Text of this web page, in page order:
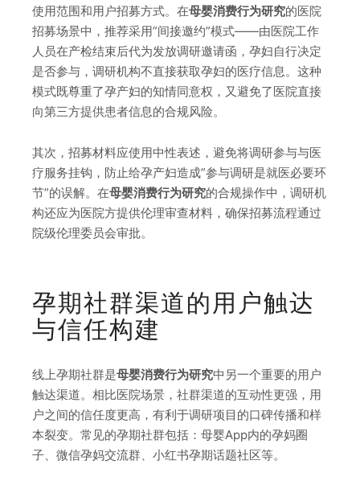
使用范围和用户招募方式。在母婴消费行为研究的医院
招募场景中，推荐采用”间接邀约”模式——由医院工作
人员在产检结束后代为发放调研邀请函，孕妇自行决定
是否参与，调研机构不直接获取孕妇的医疗信息。这种
模式既尊重了孕产妇的知情同意权，又避免了医院直接
向第三方提供患者信息的合规风险。
其次，招募材料应使用中性表述，避免将调研参与与医
疗服务挂钩，防止给孕产妇造成”参与调研是就医必要环
节”的误解。在母婴消费行为研究的合规操作中，调研机
构还应为医院方提供伦理审查材料，确保招募流程通过
院级伦理委员会审批。
孕期社群渠道的用户触达
与信任构建
线上孕期社群是母婴消费行为研究中另一个重要的用户
触达渠道。相比医院场景，社群渠道的互动性更强，用
户之间的信任度更高，有利于调研项目的口碑传播和样
本裂变。常见的孕期社群包括：母婴App内的孕妈圈
子、微信孕妈交流群、小红书孕期话题社区等。